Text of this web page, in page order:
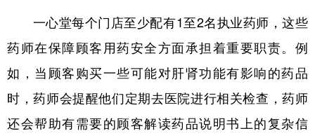
一心堂每个门店至少配有1至2名执业药师，这些
药师在保障顾客用药安全方面承担着重要职责。例
如，当顾客购买一些可能对肝肾功能有影响的药品
时，药师会提醒他们定期去医院进行相关检查，药师
还会帮助有需要的顾客解读药品说明书上的复杂信